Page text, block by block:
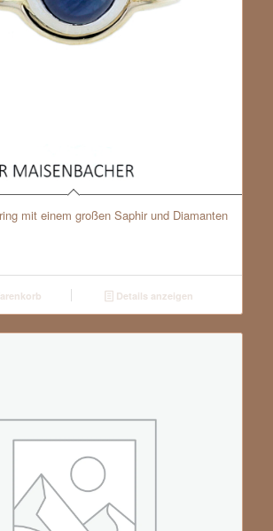
mit einem großen Saphir und Diamanten
Details anzeigen